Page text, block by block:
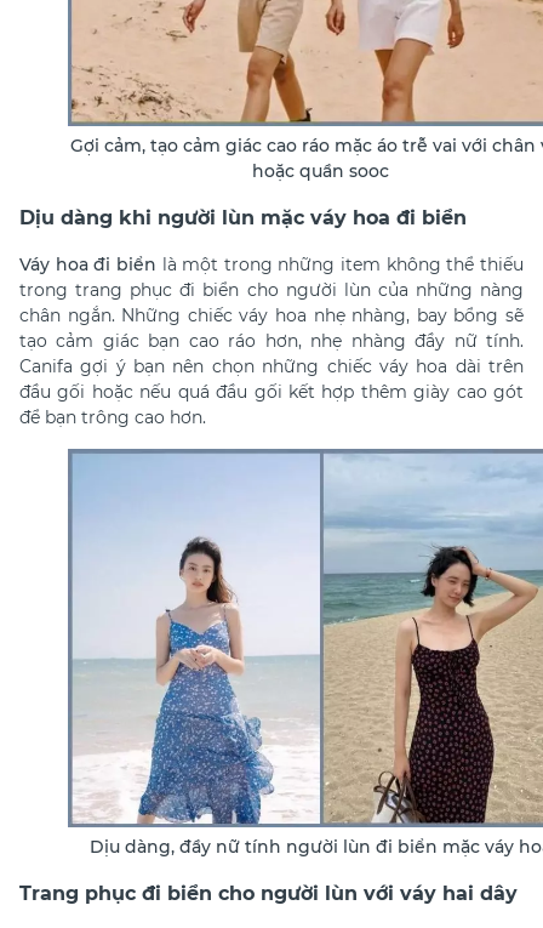
Gợi cảm, tạo cảm giác cao ráo mặc áo trễ vai với chân
hoặc quần sooc
Dịu dàng khi người lùn mặc váy hoa đi biển
Váy hoa đi biển là một trong những item không thể thiếu
trongtrang phục đi biển cho người lùn của những nàng
chân ngắn. Những chiếc váy hoa nhẹ nhàng, bay bổng sẽ
tạo cảm giác bạn cao ráo hơn, nhẹ nhàng đầy nữ tính.
Canifa gợi ý bạn nên chọn những chiếc váy hoa dài trên
đầu gối hoặc nếu quá đầu gối kết hợp thêm giày cao gót
để bạn trông cao hơn.
Dịu dàng, đầy nữ tính người lùn đi biển mặc váy
Trang phục đi biển cho người lùn với váy hai dây